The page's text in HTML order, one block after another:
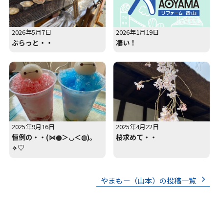
2026年5月7日
ぶらっと・・
2026年1月19日
凄い！
2025年9月16日
恒例の・・(⋈◍＞◡＜◍)。
✧♡
2025年4月22日
桜求めて・・
やまもー（山本）の投稿一覧